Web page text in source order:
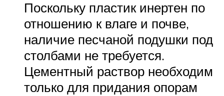
Поскольку пластик инертен по
отношению к влаге и почве,
наличие песчаной подушки под
столбами не требуется.
Цементный раствор необходим
только для придания опорам